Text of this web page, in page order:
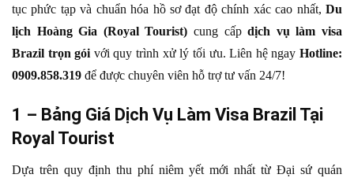
tục phức tạp và chuẩn hóa hồ sơ đạt độ chính xác cao nhất, Du
lịch Hoàng Gia (Royal Tourist) cung cấpdịch vụ làm visa
Brazil trọn gói với quy trình xử lý tối ưu. Liên hệ ngayHotline:
0909.858.319 để được chuyên viên hỗ trợ tư vấn 24/7!
1 – Bảng Giá Dịch Vụ Làm Visa Brazil Tại
Royal Tourist
Dựa trên quy định thu phí niêm yết mới nhất từ Đại sứ quán